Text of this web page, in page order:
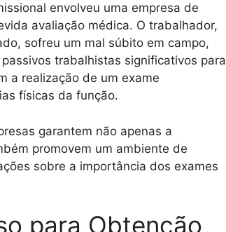
envolveu uma empresa de
avaliação médica. O trabalhador,
sofreu um mal súbito em campo,
trabalhistas significativos para
a realização de um exame
físicas da função.
garantem não apenas a
promovem um ambiente de
sobre a importância dos exames
para Obtenção